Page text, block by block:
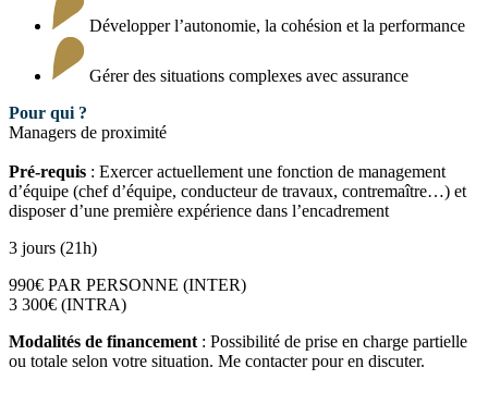
Développer l’autonomie, la cohésion et la performance
Gérer des situations complexes avec assurance
Pour qui ?
Managers de proximité
Pré-requis : Exercer actuellement une fonction de management
d’équipe (chef d’équipe, conducteur de travaux, contremaître…) et
disposer d’une première expérience dans l’encadrement
3 jours (21h)
990€ PAR PERSONNE (INTER)
3 300€ (INTRA)
Modalités de financement : Possibilité de prise en charge partielle
ou totale selon votre situation. Me contacter pour en discuter.